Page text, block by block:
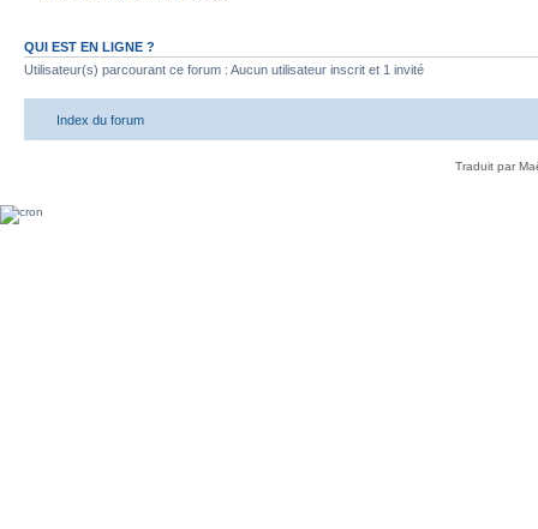
QUI EST EN LIGNE ?
Utilisateur(s) parcourant ce forum : Aucun utilisateur inscrit et 1 invité
Index du forum
Traduit par